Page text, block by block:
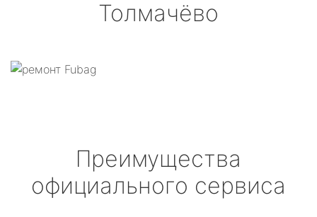
Толмачёво
Преимущества
официального сервиса